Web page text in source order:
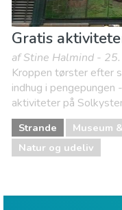
Gratis
af Stine Halmind -
Kroppen tørster efter
indhug i
aktiviteter på
Strande Museum
Natur og udeliv